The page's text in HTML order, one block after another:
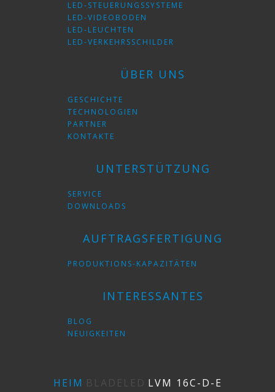
LED-STEUERUNGSSYSTEME
LED-VIDEOBODEN
LED-LEUCHTEN
LED-VERKEHRSSCHILDER
ÜBER UNS
GESCHICHTE
TECHNOLOGIEN
PARTNER
KONTAKTE
UNTERSTÜTZUNG
SERVICE
DOWNLOADS
AUFTRAGSFERTIGUNG
PRODUKTIONS-KAPAZITÄTEN
INTERESSANTES
BLOG
NEUIGKEITEN
HEIM BLADELED LVM 16C-D-E